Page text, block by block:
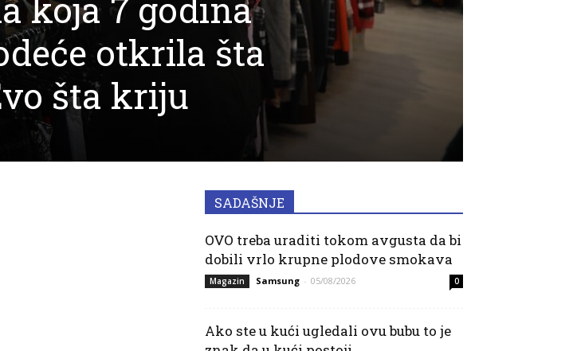
koja 7 godina
otkrila šta
šta kriju
SADAŠNJE
OVO treba uraditi tokom avgusta da bi
dobili vrlo krupne plodove smokava
Magazin Samsung - 05/08/2026 0
Ako ste u kući ugledali ovu bubu to je